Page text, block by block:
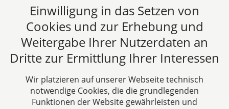
Freizeitgestaltung auf Social-Media-Plattformen ein
ernstzunehmendes und vielfach lukratives
Geschäftsmodell entwickelt: Das Influencer- oder
Content-Creator-Tum. Was nach unkompliziertem
Marketing und Entertainment aussieht, bringt –
ähnlich wie klassische gewerbliche Tätigkeiten –
eine Vielzahl steuerlicher Pflichten mit sich. Für
Influencer, die als Einzelunternehmer tätig sind,
ebenso wie für Unternehmen, die mit ihnen
Einwilligung in das Setzen von
Cookies und zur Erhebung und
Weitergabe Ihrer Nutzerdaten an
Dritte zur Ermittlung Ihrer Interessen
Wir platzieren auf unserer Webseite technisch
notwendige Cookies, die die grundlegenden
Funktionen der Website gewährleisten und